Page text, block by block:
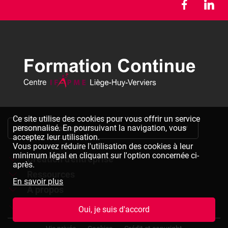
Ce site utilise des cookies pour vous offrir un service
personnalisé. En poursuivant la navigation, vous
acceptez leur utilisation.
Vous pouvez réduire l'utilisation des cookies à leur
minimum légal en cliquant sur l'option concernée ci-
après.
En savoir plus
Oui, je suis d'accord
S'inscrire à la newsletter
Création d'entreprise
Formations à la création d'entreprise
Chèques formation à la création d'entreprise
Bulletin d'inscription à télécharger
À propos
Le centre IFAPME Liège-Huy-Verviers
Pied